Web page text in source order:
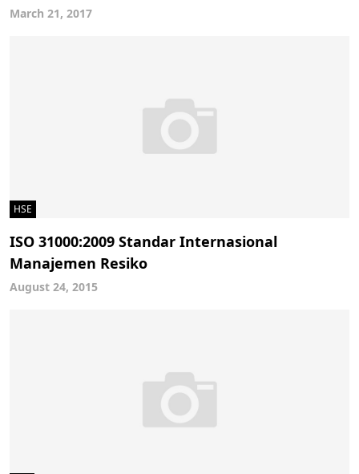
March 21, 2017
HSE
ISO 31000:2009 Standar Internasional
Manajemen Resiko
August 24, 2015